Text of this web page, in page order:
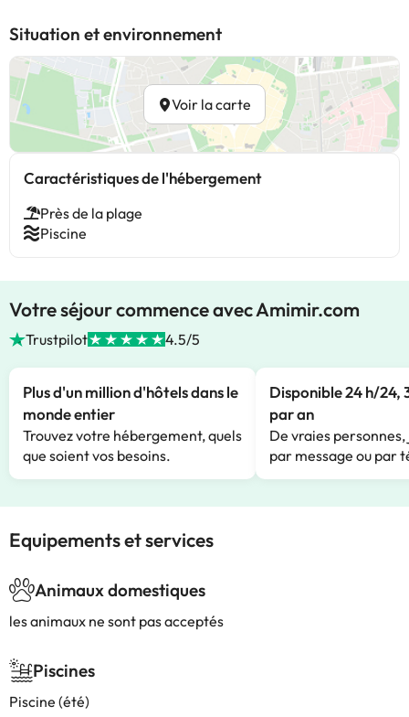
Situation et environnement
Voir la carte
Caractéristiques de l'hébergement
Près de la plage
Piscine
Votre séjour commence avec Amimir.com
Trustpilot 4.5/5
Plus d'un million d'hôtels dans le
monde entier
Trouvez votre hébergement, quels
que soient vos besoins.
Disponible 24 h/24,
par an
De vraies
par message ou par
Equipements et services
Animaux domestiques
les animaux ne sont pas acceptés
Piscines
Piscine (été)